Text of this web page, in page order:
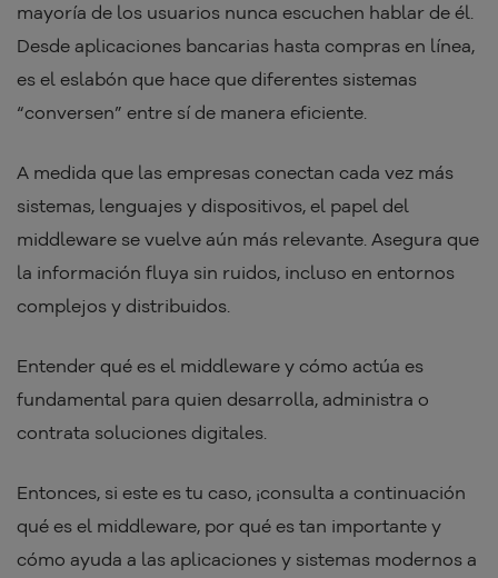
mayoría de los usuarios nunca escuchen hablar de él.
Desde aplicaciones bancarias hasta compras en línea,
es el eslabón que hace que diferentes sistemas
“conversen” entre sí de manera eficiente.
A medida que las empresas conectan cada vez más
sistemas, lenguajes y dispositivos, el papel del
middleware se vuelve aún más relevante. Asegura que
la información fluya sin ruidos, incluso en entornos
complejos y distribuidos.
Entender qué es el middleware y cómo actúa es
fundamental para quien desarrolla, administra o
contrata soluciones digitales.
Entonces, si este es tu caso, ¡consulta a continuación
qué es el middleware, por qué es tan importante y
cómo ayuda a las aplicaciones y sistemas modernos a